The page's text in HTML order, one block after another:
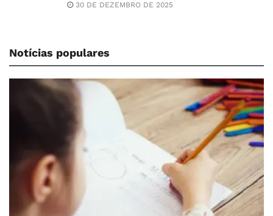
30 DE DEZEMBRO DE 2025
Notícias populares